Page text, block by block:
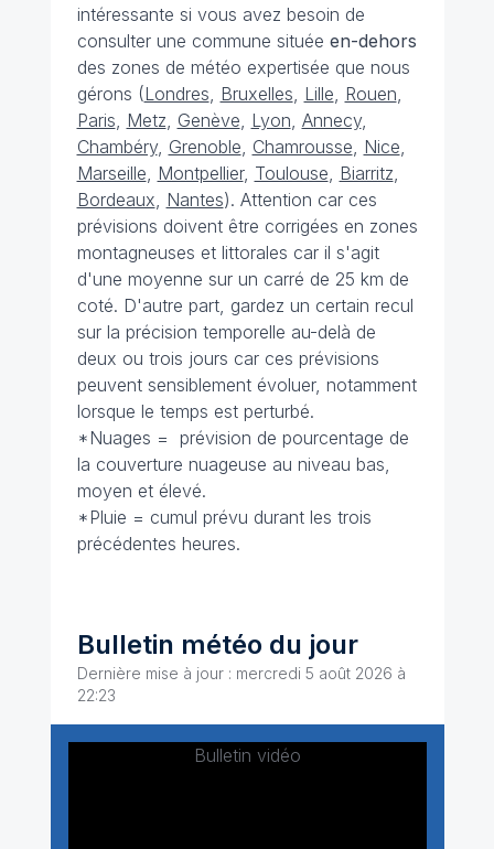
intéressante si vous avez besoin de
consulter une commune située en-dehors
des zones de météo expertisée que nous
gérons (Londres, Bruxelles, Lille, Rouen,
Paris, Metz, Genève, Lyon, Annecy,
Chambéry, Grenoble, Chamrousse, Nice,
Marseille, Montpellier, Toulouse, Biarritz,
Bordeaux, Nantes). Attention car ces
prévisions doivent être corrigées en zones
montagneuses et littorales car il s'agit
d'une moyenne sur un carré de 25 km de
coté. D'autre part, gardez un certain recul
sur la précision temporelle au-delà de
deux ou trois jours car ces prévisions
peuvent sensiblement évoluer, notamment
lorsque le temps est perturbé.
*Nuages = prévision de pourcentage de
la couverture nuageuse au niveau bas,
moyen et élevé.
*Pluie = cumul prévu durant les trois
précédentes heures.
Bulletin météo du jour
Dernière mise à jour : mercredi 5 août 2026 à
22:23
Bulletin vidéo